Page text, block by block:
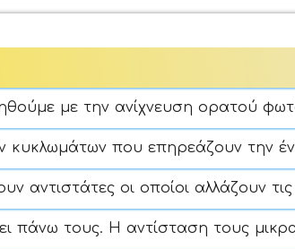
με την ανίχνευση ορατού
κυκλωμάτων που επηρεάζουν την
αντιστάτες οι οποίοι αλλάζουν τις
τους. Η αντίσταση τους